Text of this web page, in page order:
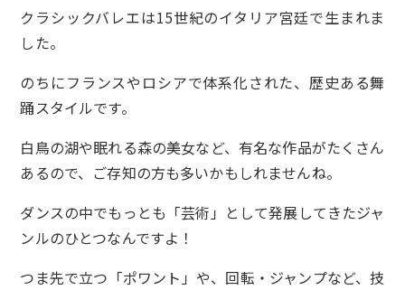
クラシックバレエは15世紀のイタリア宮廷で生まれま
した。
のちにフランスやロシアで体系化された、歴史ある舞
踊スタイルです。
白鳥の湖や眠れる森の美女など、有名な作品がたくさん
あるので、ご存知の方も多いかもしれませんね。
ダンスの中でもっとも「芸術」として発展してきたジャ
ンルのひとつなんですよ！
つま先で立つ「ポワント」や、回転・ジャンプなど、技